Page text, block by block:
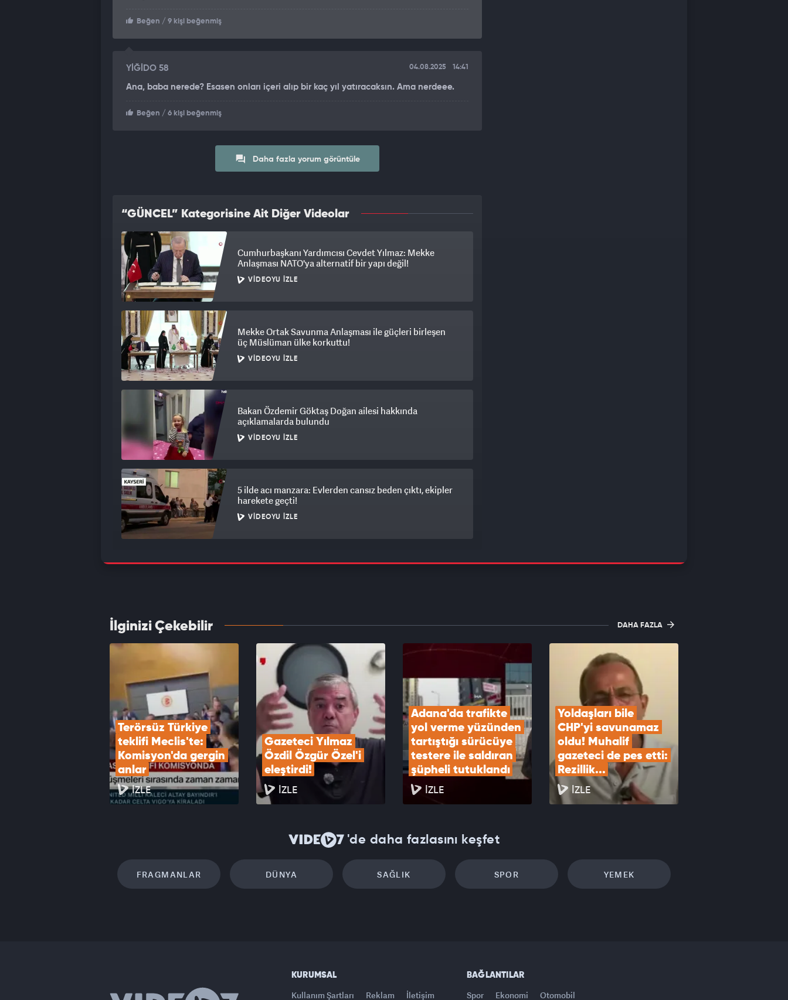
Beğen / 9 kişi beğenmiş
YİĞİDO 58 04.08.2025 14:41
Ana, baba nerede? Esasen onları içeri alıp bir kaç yıl yatıracaksın. Ama nerdeee.
Beğen / 6 kişi beğenmiş
Daha fazla yorum görüntüle
“GÜNCEL” Kategorisine Ait Diğer Videolar
Cumhurbaşkanı Yardımcısı Cevdet Yılmaz: Mekke
Anlaşması NATO'ya alternatif bir yapı değil!
VIDEOYU İZLE
Mekke Ortak Savunma Anlaşması ile güçleri birleşen
üç Müslüman ülke korkuttu!
VIDEOYU İZLE
Bakan Özdemir Göktaş Doğan ailesi hakkında
açıklamalarda bulundu
VIDEOYU İZLE
5 ilde acı manzara: Evlerden cansız beden çıktı, ekipler
harekete geçti!
VIDEOYU İZLE
Cami yolunda acı son: Motosikletin çarptığı 78
yaşındaki adam hayatını kaybetti
İlginizi Çekebilir DAHA FAZLA
Terörsüz Türkiye
teklifi Meclis'te:
Komisyon'da gergin
anlar
İZLE
Gazeteci Yılmaz
Özdil Özgür Özel'i
eleştirdi!
İZLE
Adana'da trafikte
yol verme yüzünden
tartıştığı sürücüye
testere ile saldıran
şüpheli tutuklandı
İZLE
Yoldaşları bile
CHP'yi savunamaz
oldu! Muhalif
gazeteci de pes etti:
Rezillik...
İZLE
'de daha fazlasını keşfet
FRAGMANLAR DÜNYA SAĞLIK SPOR YEMEK
KURUMSAL
Kullanım Şartları Reklam İletişim
BAĞLANTILAR
Spor Ekonomi Otomobil